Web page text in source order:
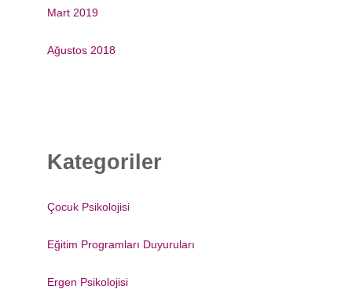
Mart 2019
Ağustos 2018
Kategoriler
Çocuk Psikolojisi
Eğitim Programları Duyuruları
Ergen Psikolojisi